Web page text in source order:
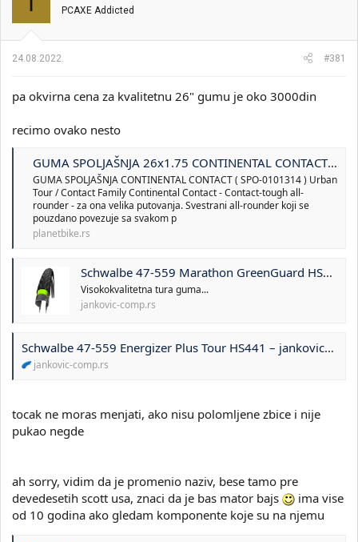
PCAXE Addicted
24.08.2022. #381
pa okvirna cena za kvalitetnu 26" gumu je oko 3000din
recimo ovako nesto
GUMA SPOLJAŠNJA 26x1.75 CONTINENTAL CONTACT black/black Skin
GUMA SPOLJAŠNJA CONTINENTAL CONTACT ( SPO-0101314 ) Urban
Tour / Contact Family Continental Contact - Contact-tough all-
rounder - za ona velika putovanja. Svestrani all-rounder koji se
pouzdano povezuje sa svakom p
planetbike.rs
Schwalbe 47-559 Marathon GreenGuard HS420
Visokokvalitetna tura guma...
jankovic-comp.rs
Schwalbe 47-559 Energizer Plus Tour HS441 – jankovic-comp
jankovic-comp.rs
tocak ne moras menjati, ako nisu polomljene zbice i nije
pukao negde
ah sorry, vidim da je promenio naziv, bese tamo pre
devedesetih scott usa, znaci da je bas mator bajs
ima vise
od 10 godina ako gledam komponente koje su na njemu